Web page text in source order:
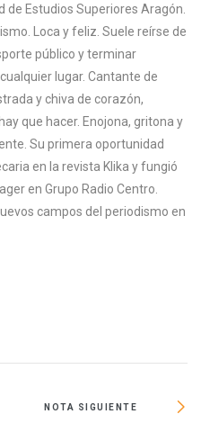
de Estudios Superiores Aragón.
Loca y feliz. Suele reírse de
público y terminar
lugar. Cantante de
y chiva de corazón,
que hacer. Enojona, gritona y
Su primera oportunidad
en la revista Klika y fungió
en Grupo Radio Centro.
campos del periodismo en
NOTA SIGUIENTE